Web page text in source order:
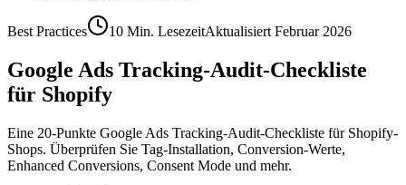
Best Practices 10 Min. LesezeitAktualisiert Februar 2026
Google Ads Tracking-Audit-Checkliste
für Shopify
Eine 20-Punkte Google Ads Tracking-Audit-Checkliste für Shopify-
Shops. Überprüfen Sie Tag-Installation, Conversion-Werte,
Enhanced Conversions, Consent Mode und mehr.